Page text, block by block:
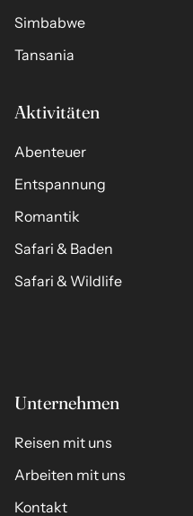
Simbabwe
Tansania
Aktivitäten
Abenteuer
Entspannung
Romantik
Safari & Baden
Safari & Wildlife
Unternehmen
Reisen mit uns
Arbeiten mit uns
Kontakt